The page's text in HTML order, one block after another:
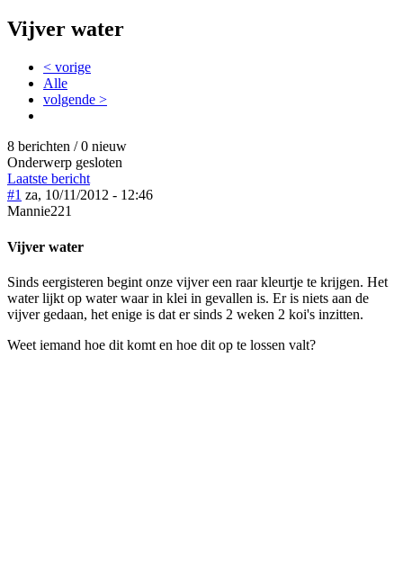
Vijver water
< vorige
Alle
volgende >
8 berichten / 0 nieuw
Onderwerp gesloten
Laatste bericht
#1 za, 10/11/2012 - 12:46
Mannie221
Vijver water
Sinds eergisteren begint onze vijver een raar kleurtje te krijgen. Het
water lijkt op water waar in klei in gevallen is. Er is niets aan de
vijver gedaan, het enige is dat er sinds 2 weken 2 koi's inzitten.
Weet iemand hoe dit komt en hoe dit op te lossen valt?